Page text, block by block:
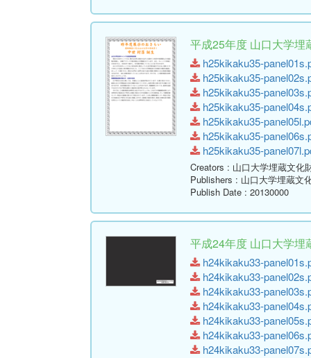
平成25年度 山口大学
h25kikaku35-
h25kikaku35-
h25kikaku35-
h25kikaku35-
h25kikaku35-
h25kikaku35-
h25kikaku35-
Creators : 山口大学埋蔵文化
Publishers : 山口大学埋蔵文
Publish Date : 20130000
平成24年度 山口大学
h24kikaku33-
h24kikaku33-
h24kikaku33-
h24kikaku33-
h24kikaku33-
h24kikaku33-
h24kikaku33-